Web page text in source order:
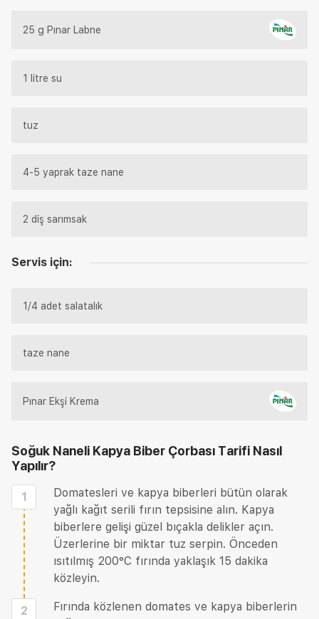
25 g Pınar Labne
1 litre su
tuz
4-5 yaprak taze nane
2 diş sarımsak
Servis için:
1/4 adet salatalık
taze nane
Pınar Ekşi Krema
Soğuk Naneli Kapya Biber Çorbası Tarifi Nasıl
Yapılır?
1
Domatesleri ve kapya biberleri bütün olarak
yağlı kağıt serili fırın tepsisine alın. Kapya
biberlere gelişi güzel bıçakla delikler açın.
Üzerlerine bir miktar tuz serpin. Önceden
ısıtılmış 200°C fırında yaklaşık 15 dakika
közleyin.
2
Fırında közlenen domates ve kapya biberlerin